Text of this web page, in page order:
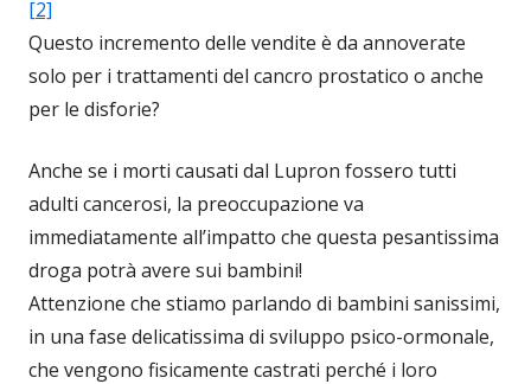
[2]
Questo incremento delle vendite è da annoverate
solo per i trattamenti del cancro prostatico o anche
per le disforie?
Anche se i morti causati dal Lupron fossero tutti
adulti cancerosi, la preoccupazione va
immediatamente all’impatto che questa pesantissima
droga potrà avere sui bambini!
Attenzione che stiamo parlando di bambini sanissimi,
in una fase delicatissima di sviluppo psico-ormonale,
che vengono fisicamente castrati perché i loro